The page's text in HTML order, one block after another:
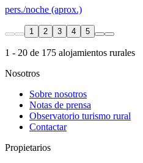
pers./noche (aprox.)
1 2 3 4 5
1 - 20 de 175 alojamientos rurales
Nosotros
Sobre nosotros
Notas de prensa
Observatorio turismo rural
Contactar
Propietarios